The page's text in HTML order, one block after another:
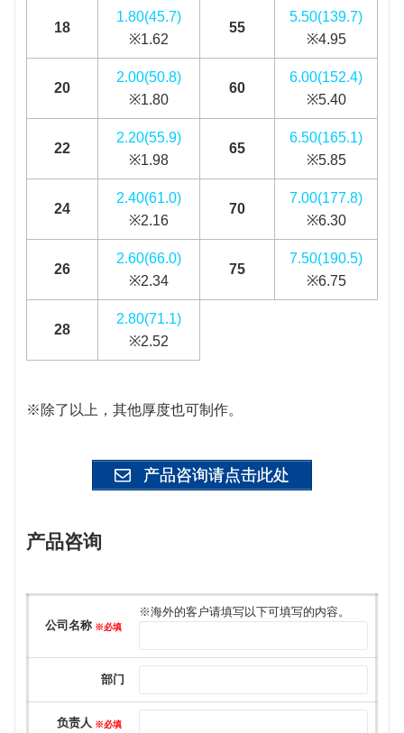
18
1.80(45.7)
※1.62
55
5.50(139.7)
※4.95
20
2.00(50.8)
※1.80
60
6.00(152.4)
※5.40
22
2.20(55.9)
※1.98
65
6.50(165.1)
※5.85
24
2.40(61.0)
※2.16
70
7.00(177.8)
※6.30
26
2.60(66.0)
※2.34
75
7.50(190.5)
※6.75
28
2.80(71.1)
※2.52
※除了以上，其他厚度也可制作。
产品咨询请点击此处
产品咨询
このフィールドは空のままにしてください。
公司名称 ※必填
※海外的客户请填写以下可填写的内容。
部门
负责人 ※必填